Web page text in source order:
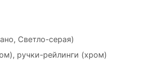
Светло-серая)
ручки-рейлинги (хром)